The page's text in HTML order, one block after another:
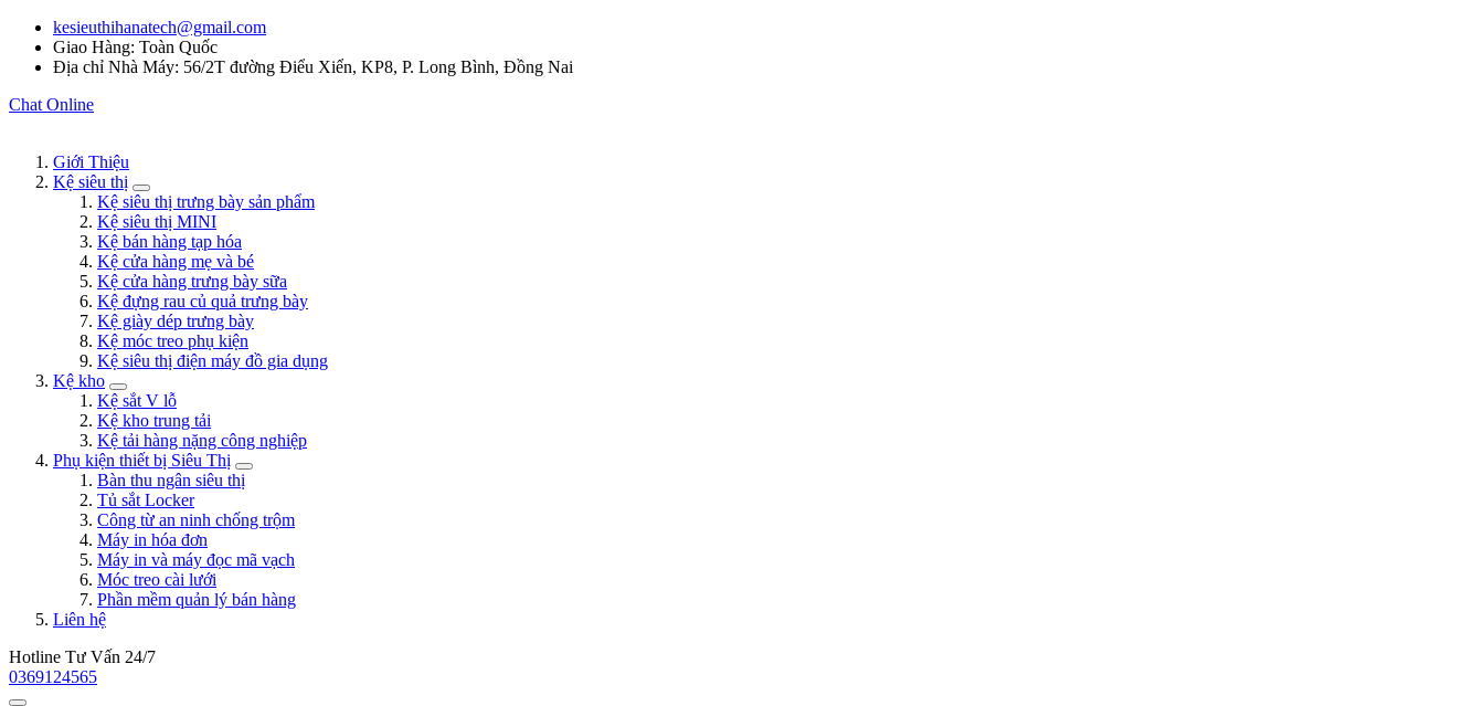
kesieuthihanatech@gmail.com
Giao Hàng: Toàn Quốc
Địa chỉ Nhà Máy: 56/2T đường Điểu Xiển, KP8, P. Long Bình, Đồng Nai
Chat Online
Giới Thiệu
Kệ siêu thị
Kệ siêu thị trưng bày sản phẩm
Kệ siêu thị MINI
Kệ bán hàng tạp hóa
Kệ cửa hàng mẹ và bé
Kệ cửa hàng trưng bày sữa
Kệ đựng rau củ quả trưng bày
Kệ giày dép trưng bày
Kệ móc treo phụ kiện
Kệ siêu thị điện máy đồ gia dụng
Kệ kho
Kệ sắt V lỗ
Kệ kho trung tải
Kệ tải hàng nặng công nghiệp
Phụ kiện thiết bị Siêu Thị
Bàn thu ngân siêu thị
Tủ sắt Locker
Công từ an ninh chống trộm
Máy in hóa đơn
Máy in và máy đọc mã vạch
Móc treo cài lưới
Phần mềm quản lý bán hàng
Liên hệ
Hotline Tư Vấn 24/7
0369124565